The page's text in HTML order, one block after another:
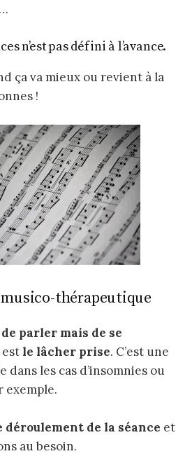
n’est pas défini à l’avance.
ça va mieux ou revient à la
!
thérapeutique
parler mais de se
le lâcher prise. C’est une
les cas d’insomnies ou
exemple.
déroulement de la séance et
au besoin.